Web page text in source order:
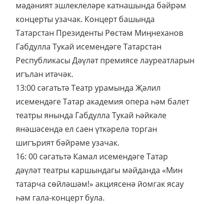
мәдәният эшлеклеләре катнашында бәйрәм
концерты узачак. Концерт башында
Татарстан Президенты Рөстәм Миңнеханов
Габдулла Тукай исемендәге Татарстан
Республикасы Дәүләт премиясе лауреатларын
игълан итәчәк.
13:00 сәгатьтә Театр урамында Җәлил
исемендәге Татар академия опера һәм балет
театры янында Габдулла Тукай һәйкәле
янәшәсендә ел саен үткәрелә торган
шигърият бәйрәме узачак.
16: 00 сәгатьтә Камал исемендәге Татар
дәүләт театры каршындагы мәйданда «Мин
татарча сөйләшәм!» акциясенә йомгак ясау
һәм гала-концерт була.